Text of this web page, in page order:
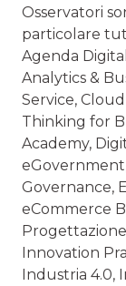
Osservatori
particolare
Agenda
Analytics &
Service,
Thinking for
Academy,
Governance,
eCommerce
Progettazione
Innovation
Industria 4.0,